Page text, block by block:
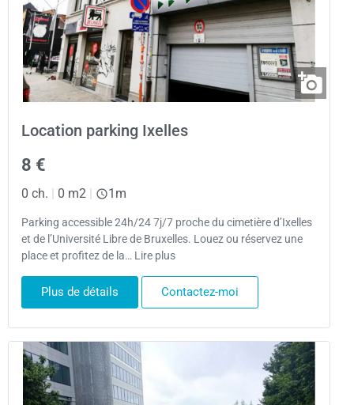
Location parking Ixelles
8 €
0 ch. | 0 m2 | 1m
Parking accessible 24h/24 7j/7 proche du cimetière d’Ixelles
et de l’Université Libre de Bruxelles. Louez ou réservez une
place et profitez de la… Lire plus
Plus de détails Contactez-moi